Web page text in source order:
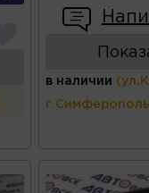
в наличии